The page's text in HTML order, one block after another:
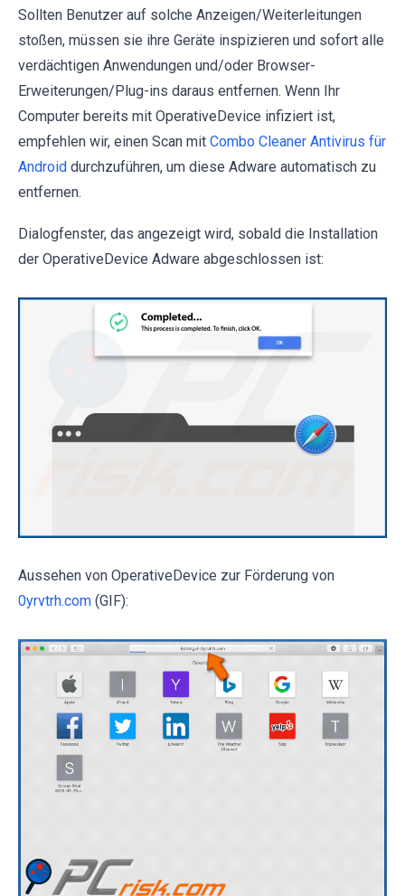
Sollten Benutzer auf solche Anzeigen/Weiterleitungen
stoßen, müssen sie ihre Geräte inspizieren und sofort alle
verdächtigen Anwendungen und/oder Browser-
Erweiterungen/Plug-ins daraus entfernen. Wenn Ihr
Computer bereits mit OperativeDevice infiziert ist,
empfehlen wir, einen Scan mit Combo Cleaner Antivirus für
Android durchzuführen, um diese Adware automatisch zu
entfernen.
Dialogfenster, das angezeigt wird, sobald die Installation
der OperativeDevice Adware abgeschlossen ist:
Aussehen von OperativeDevice zur Förderung von
0yrvtrh.com (GIF):